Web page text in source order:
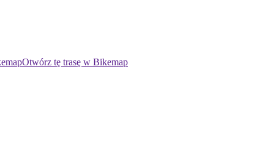
Otwórz tę trasę w Bikemap